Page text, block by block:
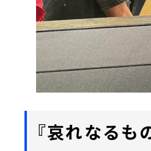
『哀れなるも